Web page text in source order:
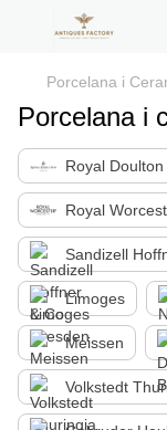
Porcelana i
Porcelana i
Royal Doulton
Royal
Sandizell
Limoges
Meissen
Volkstedt